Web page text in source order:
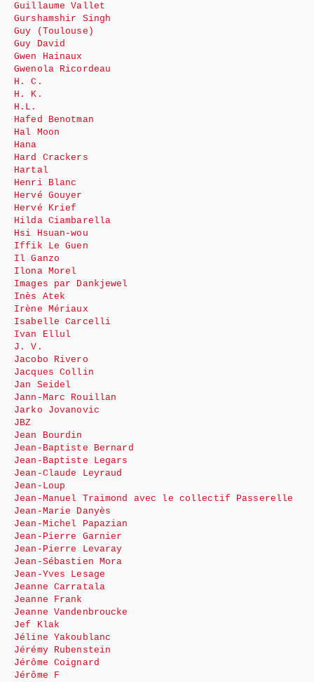
Guillaume Vallet
Gurshamshir Singh
Guy (Toulouse)
Guy David
Gwen Hainaux
Gwenola Ricordeau
H. C.
H. K.
H.L.
Hafed Benotman
Hal Moon
Hana
Hard Crackers
Hartal
Henri Blanc
Hervé Gouyer
Hervé Krief
Hilda Ciambarella
Hsi Hsuan-wou
Iffik Le Guen
Il Ganzo
Ilona Morel
Images par Dankjewel
Inès Atek
Irène Mériaux
Isabelle Carcelli
Ivan Ellul
J. V.
Jacobo Rivero
Jacques Collin
Jan Seidel
Jann-Marc Rouillan
Jarko Jovanovic
JBZ
Jean Bourdin
Jean-Baptiste Bernard
Jean-Baptiste Legars
Jean-Claude Leyraud
Jean-Loup
Jean-Manuel Traimond avec le collectif Passerelle
Jean-Marie Danyès
Jean-Michel Papazian
Jean-Pierre Garnier
Jean-Pierre Levaray
Jean-Sébastien Mora
Jean-Yves Lesage
Jeanne Carratala
Jeanne Frank
Jeanne Vandenbroucke
Jef Klak
Jéline Yakoublanc
Jérémy Rubenstein
Jérôme Coignard
Jérôme F